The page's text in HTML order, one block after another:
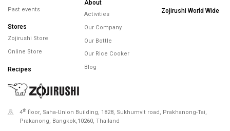
Past events
Stores
Zojirushi Store
Online Store
Recipes
About
Activities
Our Company
Our Bottle
Our Rice Cooker
Blog
Zojirushi World Wide
4th floor, Saha-Union Building, 1828, Sukhumvit road, Prakhanong-Tai,
Prakanong, Bangkok,10260, Thailand